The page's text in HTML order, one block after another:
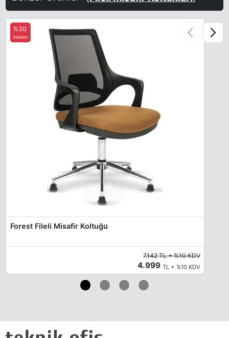
Sert File 11
Sert File 14 Sert File 15
Forest Fileli Misafir Koltuğu
%30
indirim
7.142 TL + %10 KDV
4.999 TL + %10 KDV